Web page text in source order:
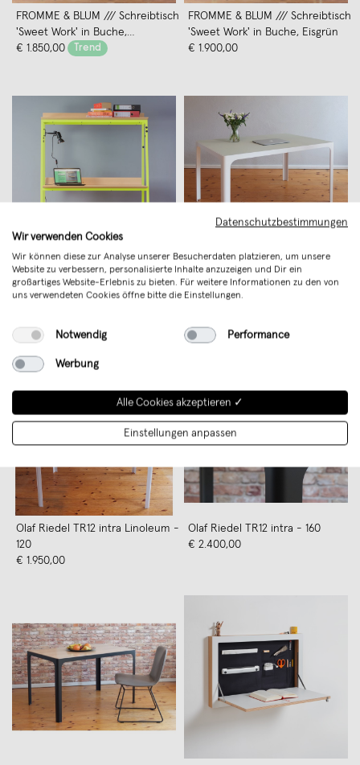
FROMME & BLUM /// Schreibtisch
'Sweet Work' in Buche,
Morgenrot
€ 1.850,00 Trend
FROMME & BLUM /// Schreibtisch
'Sweet Work' in Buche, Eisgrün
€ 1.900,00
FROMME & BLUM /// Schreibtisch
'Sweet Work' in Buche, Blitzgelb
Olaf Riedel TR12 intra Linoleum -
160
Olaf Riedel TR12 intra Linoleum -
120
€ 1.950,00
Olaf Riedel TR12 intra - 160
€ 2.400,00
Datenschutzbestimmungen
Wir verwenden Cookies
Wir können diese zur Analyse unserer Besucherdaten platzieren, um unsere
Website zu verbessern, personalisierte Inhalte anzuzeigen und Dir ein
großartiges Website-Erlebnis zu bieten. Für weitere Informationen zu den von
uns verwendeten Cookies öffne bitte die Einstellungen.
Notwendig Performance
Werbung
Alle Cookies akzeptieren ✓
Einstellungen anpassen